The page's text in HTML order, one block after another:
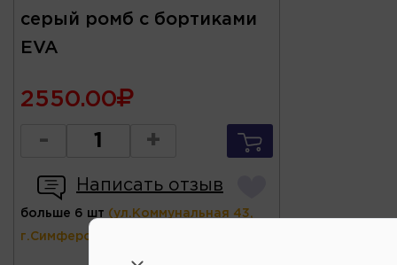
серый ромб с бортиками
EVA
2550.00
- +
Написать отзыв
больше 6 шт (ул.Коммунальная 43,
г.Симферополь)